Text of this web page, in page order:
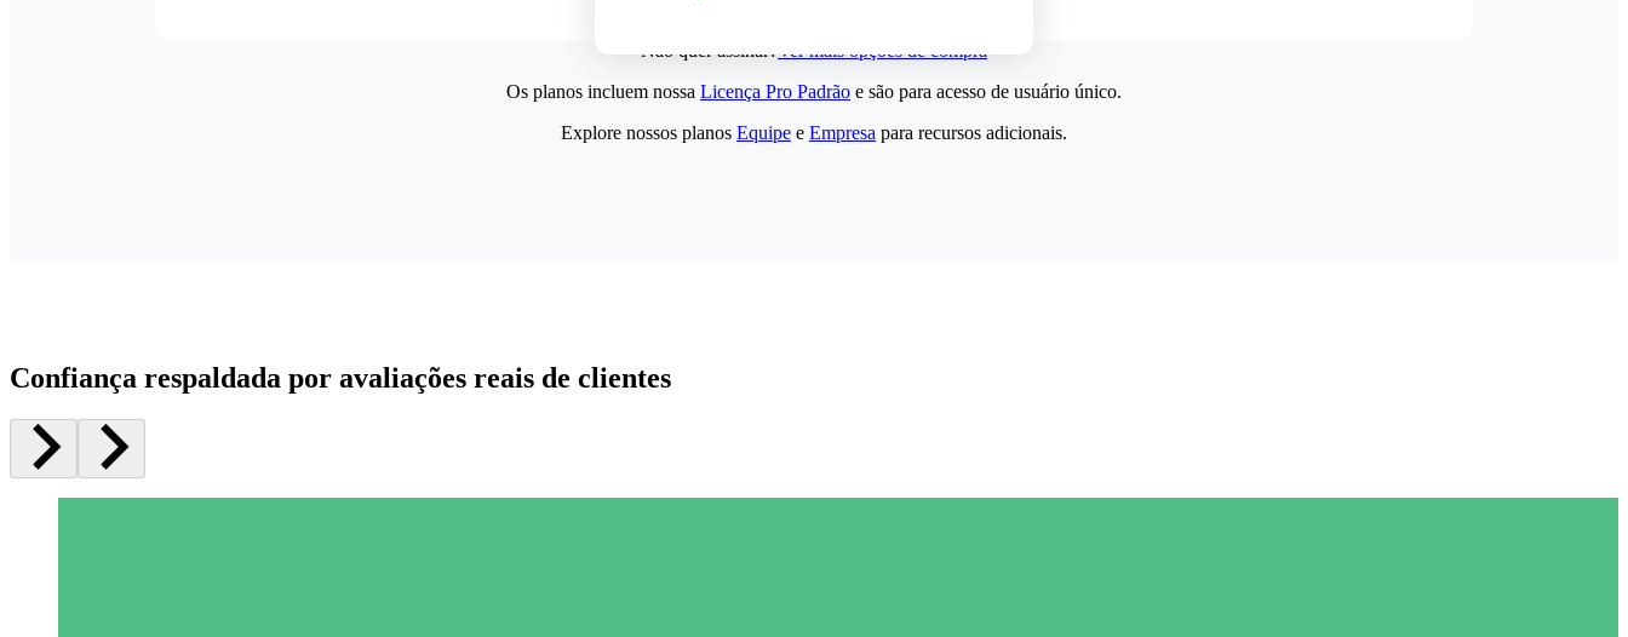
Não quer assinar?Ver mais opções de compra
Os planos incluem nossa Licença Pro Padrão e são para acesso de usuário único.
Explore nossos planos Equipe e Empresa para recursos adicionais.
Confiança respaldada por avaliações reais de clientes